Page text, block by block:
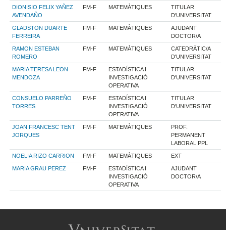
DIONISIO FELIX YAÑEZ
AVENDAÑO
FM-F MATEMÀTIQUES
TITULAR
D'UNIVERSITAT
GLADSTON DUARTE
FERREIRA
FM-F MATEMÀTIQUES
AJUDANT
DOCTOR/A
RAMON ESTEBAN
ROMERO
FM-F MATEMÀTIQUES
CATEDRÀTIC/A
D'UNIVERSITAT
MARIA TERESA LEON
MENDOZA
FM-F
ESTADÍSTICA I
INVESTIGACIÓ
OPERATIVA
TITULAR
D'UNIVERSITAT
CONSUELO PARREÑO
TORRES
FM-F
ESTADÍSTICA I
INVESTIGACIÓ
OPERATIVA
TITULAR
D'UNIVERSITAT
JOAN FRANCESC TENT
JORQUES
FM-F MATEMÀTIQUES
PROF.
PERMANENT
LABORAL PPL
NOELIA RIZO CARRION FM-F MATEMÀTIQUES EXT
MARIA GRAU PEREZ FM-F
ESTADÍSTICA I
INVESTIGACIÓ
OPERATIVA
AJUDANT
DOCTOR/A